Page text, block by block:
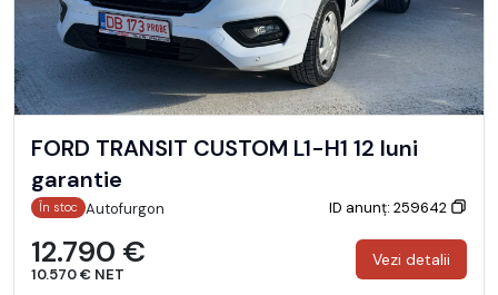
FORD TRANSIT CUSTOM L1-H1 12 luni
garantie
În stoc Autofurgon ID anunț: 259642
12.790 €
10.570 € NET
Vezi detalii